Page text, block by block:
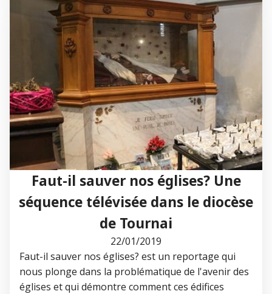
Faut-il sauver nos églises? Une
séquence télévisée dans le diocèse
de Tournai
22/01/2019
Faut-il sauver nos églises? est un reportage qui
nous plonge dans la problématique de l'avenir des
églises et qui démontre comment ces édifices